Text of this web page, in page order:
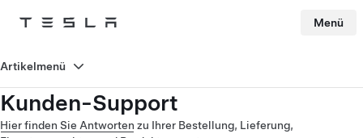
Tesla Menü
Kunden-Support
Hier finden Sie Antworten zu Ihrer Bestellung, Lieferung,
Artikelmenü